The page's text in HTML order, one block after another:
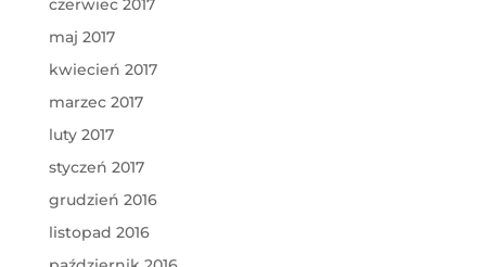
czerwiec 2017
maj 2017
kwiecień 2017
marzec 2017
luty 2017
styczeń 2017
grudzień 2016
listopad 2016